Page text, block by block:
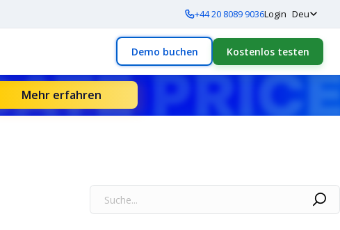
+44 20 8089 9036Login Deu
Demo buchen Kostenlos testen
Mehr erfahren